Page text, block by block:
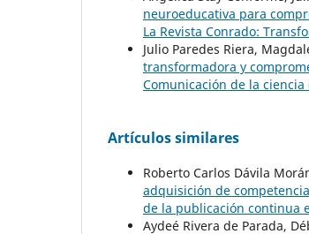
neuroeducativa para
La Revista Conrado:
Julio Paredes Riera,
transformadora y
Comunicación de la
Artículos similares
Roberto Carlos Dávila
adquisición de
de la publicación continua
Aydeé Rivera de Parada,